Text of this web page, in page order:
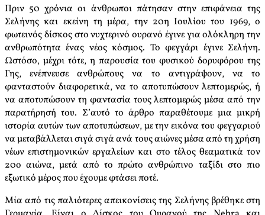
Πριν 50 χρόνια οι άνθρωποι πάτησαν στην επιφάνεια της
Σελήνης και εκείνη τη μέρα, την 20η Ιουλίου του 1969, ο
φωτεινός δίσκος στο νυχτερινό ουρανό έγινε για ολόκληρη την
ανθρωπότητα ένας νέος κόσμος. Το φεγγάρι έγινε Σελήνη.
Ωστόσο, μέχρι τότε, η παρουσία του φυσικού δορυφόρου της
Γης, ενέπνευσε ανθρώπους να το αντιγράψουν, να το
φανταστούν διαφορετικά, να το αποτυπώσουν λεπτομερώς, ή
να αποτυπώσουν τη φαντασία τους λεπτομερώς μέσα από την
παρατήρησή του. Σ’αυτό το άρθρο παραθέτουμε μια μικρή
ιστορία αυτών των αποτυπώσεων, με την εικόνα του φεγγαριού
να μεταβάλλεται σιγά σιγά ανά τους αιώνες μέσα από τη χρήση
νέων επιστημονικών εργαλείων και στο τέλος θεαματικά τον
20ο αιώνα, μετά από το πρώτο ανθρώπινο ταξίδι στο πιο
εξωτικό μέρος που έχουμε φτάσει ποτέ.
Μία από τις παλιότερες απεικονίσεις της Σελήνης βρέθηκε στη